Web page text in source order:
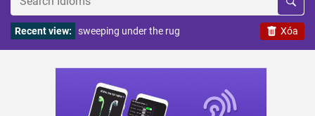
Xóa
Recent view: sweeping under the rug